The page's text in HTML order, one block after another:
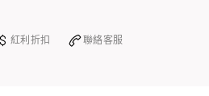
紅利折扣 聯絡客服